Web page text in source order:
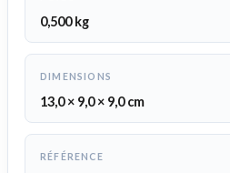
0,500 kg
DIMENSIONS
13,0 × 9,0 × 9,0 cm
RÉFÉRENCE